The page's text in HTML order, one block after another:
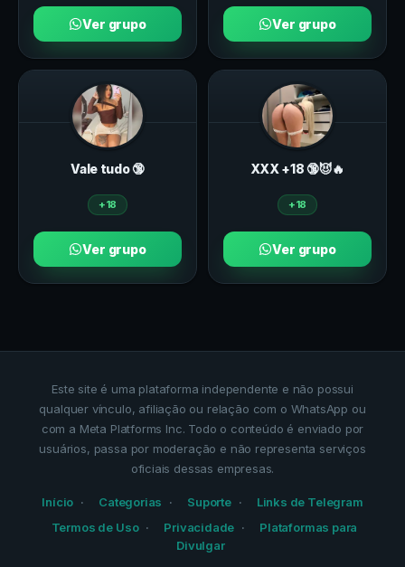
Ver grupo Ver grupo
Vale tudo 🔞
+18
Ver grupo
ХXХ +18 🔞😈🔥
+18
Ver grupo
Este site é uma plataforma independente e não possui
qualquer vínculo, afiliação ou relação com o WhatsApp ou
com a Meta Platforms Inc. Todo o conteúdo é enviado por
usuários, passa por moderação e não representa serviços
oficiais dessas empresas.
Início Categorias Suporte
Links de Telegram
Termos de Uso
Privacidade
Plataformas para
Divulgar